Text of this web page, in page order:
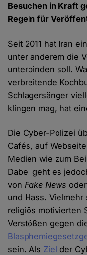
Besuchen in Kraft
Regeln für
Seit 2011 hat Iran
unter anderem die
unterbinden soll.
verbreitende
Schlagersänger
klingen mag, hat
Die Cyber-Polizei
Cafés, auf
Medien wie zum
Dabei geht es
vonFake News
und Hass.
religiös motivierten
Verstößen gegen
sein. Als Ziel der